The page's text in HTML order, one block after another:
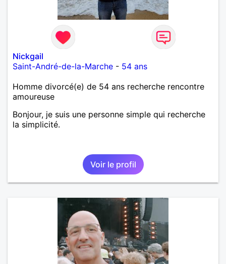
Nickgail
Saint-André-de-la-Marche - 54 ans
Homme divorcé(e) de 54 ans recherche rencontre
amoureuse
Bonjour, je suis une personne simple qui recherche
la simplicité.
Voir le profil